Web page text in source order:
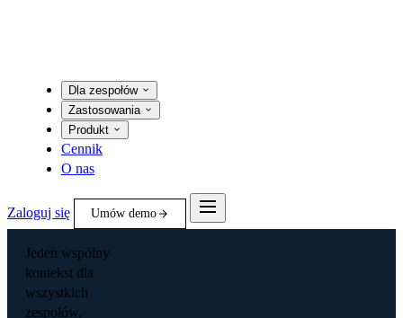
Dla zespołów
Zastosowania
Produkt
Cennik
O nas
Zaloguj się Umów demo
Jeden wspólny
kontekst dla
wszystkich
zespołów,